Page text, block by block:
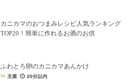
カニカマのおつまみレシピ人気ランキング
TOP20！簡単に作れるお酒のお供
ふわとろ卵のカニカマあんかけ
主菜 20分以内